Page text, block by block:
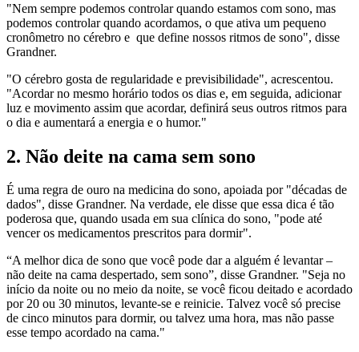
"Nem sempre podemos controlar quando estamos com sono, mas
podemos controlar quando acordamos, o que ativa um pequeno
cronômetro no cérebro e que define nossos ritmos de sono", disse
Grandner.
"O cérebro gosta de regularidade e previsibilidade", acrescentou.
"Acordar no mesmo horário todos os dias e, em seguida, adicionar
luz e movimento assim que acordar, definirá seus outros ritmos para
o dia e aumentará a energia e o humor."
2. Não deite na cama sem sono
É uma regra de ouro na medicina do sono, apoiada por "décadas de
dados", disse Grandner. Na verdade, ele disse que essa dica é tão
poderosa que, quando usada em sua clínica do sono, "pode ​​até
vencer os medicamentos prescritos para dormir".
“A melhor dica de sono que você pode dar a alguém é levantar –
não deite na cama despertado, sem sono”, disse Grandner. "Seja no
início da noite ou no meio da noite, se você ficou deitado e acordado
por 20 ou 30 minutos, levante-se e reinicie. Talvez você só precise
de cinco minutos para dormir, ou talvez uma hora, mas não passe
esse tempo acordado na cama."